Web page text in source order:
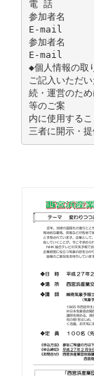
電 話
参加者名
E-mail
参加者名
E-mail
◆個人情報の取
ご記入いただ
続・運営のた
等のご案
内に使用する